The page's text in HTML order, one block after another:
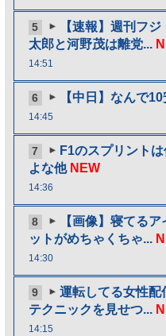
5
【速報】週刊フ
太郎と河野茂は離党...
14:51
6 【中日】なんで
14:45
7
F1のスプリント
よな他 NEW
14:36
8
【画像】寝てる
ットがめちゃくちゃ...
14:30
9
運転してる女性配
テクニックを見せつ...
14:15